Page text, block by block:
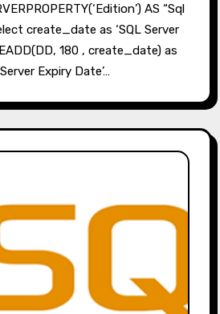
AS “Sql
create_date as ‘SQL Server
180 , create_date) as
Expiry Date’…